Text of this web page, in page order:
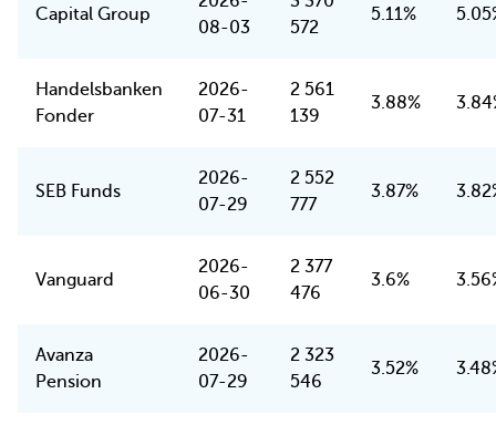
Capital Group
08-03
572
5.11%
Handelsbanken
Fonder
2026-
07-31
2 561
139
3.88%
SEB Funds
2026-
07-29
2 552
777
3.87%
Vanguard
2026-
06-30
2 377
476
3.6%
Avanza
Pension
2026-
07-29
2 323
546
3.52%